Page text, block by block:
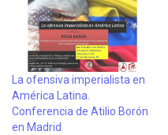
La ofensiva imperialista en
América Latina.
Conferencia de Atilio Borón
en Madrid